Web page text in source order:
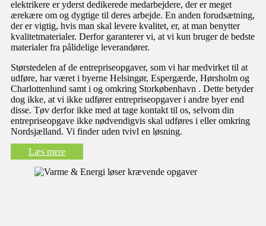
elektrikere er yderst dedikerede medarbejdere, der er meget
ærekære om og dygtige til deres arbejde. En anden forudsætning,
der er vigtig, hvis man skal levere kvalitet, er, at man benytter
kvalitetmaterialer. Derfor garanterer vi, at vi kun bruger de bedste
materialer fra pålidelige leverandører.
Størstedelen af de entrepriseopgaver, som vi har medvirket til at
udføre, har været i byerne Helsingør, Espergærde, Hørsholm og
Charlottenlund samt i og omkring Storkøbenhavn . Dette betyder
dog ikke, at vi ikke udfører entrepriseopgaver i andre byer end
disse. Tøv derfor ikke med at tage kontakt til os, selvom din
entrepriseopgave ikke nødvendigvis skal udføres i eller omkring
Nordsjælland. Vi finder uden tvivl en løsning.​​
Læs mere